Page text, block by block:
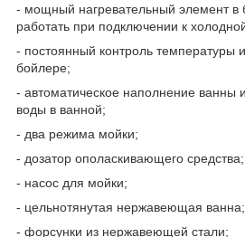
- мощный нагревательный элемент в
работать при подключении к
- постоянный контроль температуры
бойлере;
- автоматическое наполнение ванны
воды в ванной;
- два режима мойки;
- дозатор ополаскивающего средства;
- насос для мойки;
- цельнотянутая нержавеющая ванна;
- форсунки из нержавеющей стали;